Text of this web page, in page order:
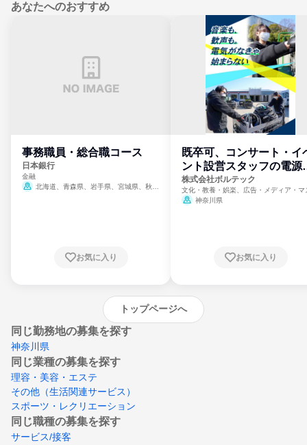
あなたへのおすすめ
事務職員・総合職コース
日本銀行
金融
北海道、青森県、岩手県、宮城県、秋田
崎県、熊本県、大分県、宮崎県、鹿児島県、
お気に入り
既卒可、コンサート・イ
ント設営スタッフの電源
門
株式会社ボルテック
文化・教養・娯楽、広告・メディア・マ
ミ、電力・ガス・水道・エネルギー
神奈川県
お気に入り
トップページへ
同じ勤務地の募集を探す
神奈川県
同じ業種の募集を探す
理容・美容・エステ
その他（生活関連サービス）
スポーツ・レクリエーション
同じ職種の募集を探す
サービス/接客